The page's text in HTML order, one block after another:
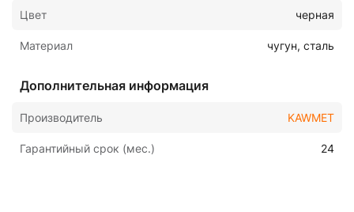
Цвет черная
Материал чугун, сталь
Дополнительная информация
Производитель KAWMET
Гарантийный срок (мес.) 24